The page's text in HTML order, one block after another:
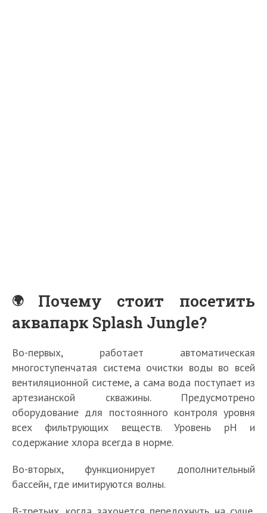
Почему стоит посетить
аквапарк Splash Jungle?
Во-первых, работает автоматическая
многоступенчатая система очистки воды во всей
вентиляционной системе, а сама вода поступает из
артезианской скважины. Предусмотрено
оборудование для постоянного контроля уровня
всех фильтрующих веществ. Уровень рН и
содержание хлора всегда в норме.
Во-вторых, функционирует дополнительный
бассейн, где имитируются волны.